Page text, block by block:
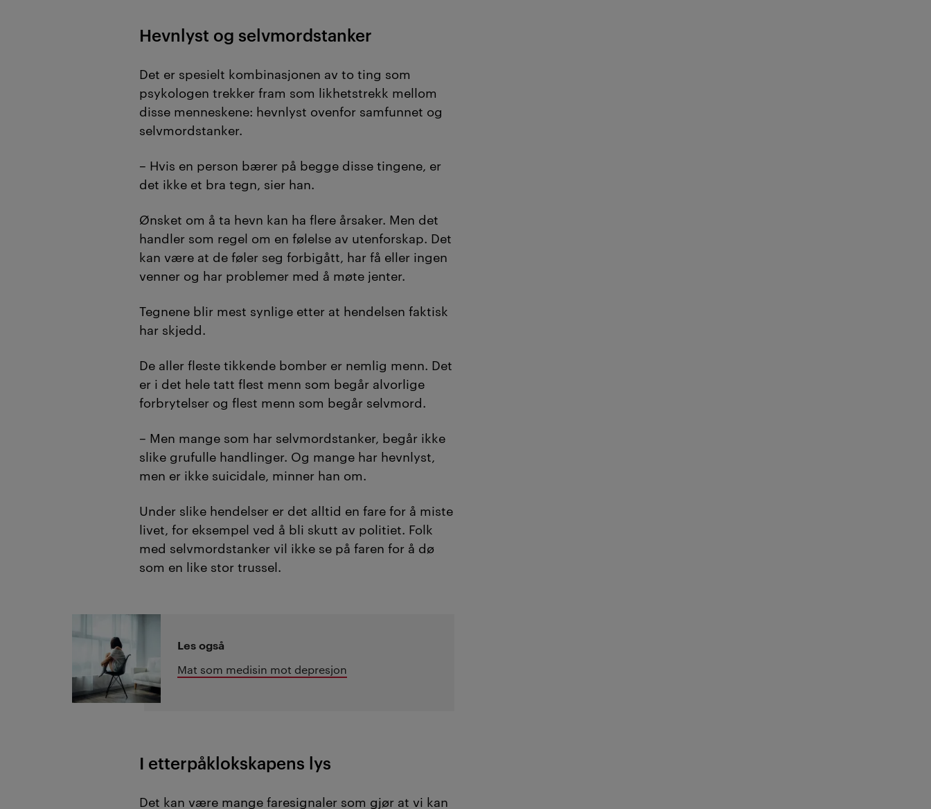
Hevnlyst og selvmordstanker
Det er spesielt kombinasjonen av to ting som
psykologen trekker fram som likhetstrekk mellom
disse menneskene: hevnlyst ovenfor samfunnet og
selvmordstanker.
– Hvis en person bærer på begge disse tingene, er
det ikke et bra tegn, sier han.
Ønsket om å ta hevn kan ha flere årsaker. Men det
handler som regel om en følelse av utenforskap. Det
kan være at de føler seg forbigått, har få eller ingen
venner og har problemer med å møte jenter.
Tegnene blir mest synlige etter at hendelsen faktisk
har skjedd.
De aller fleste tikkende bomber er nemlig menn. Det
er i det hele tatt flest menn som begår alvorlige
forbrytelser og flest menn som begår selvmord.
– Men mange som har selvmordstanker, begår ikke
slike grufulle handlinger. Og mange har hevnlyst,
men er ikke suicidale, minner han om.
Under slike hendelser er det alltid en fare for å miste
livet, for eksempel ved å bli skutt av politiet. Folk
med selvmordstanker vil ikke se på faren for å dø
som en like stor trussel.
Les også
Mat som medisin mot depresjon
I etterpåklokskapens lys
Det kan være mange faresignaler som gjør at vi kan